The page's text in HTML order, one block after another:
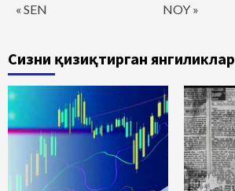
« SEN NOY »
Сизни қизиқтирган янгиликлар